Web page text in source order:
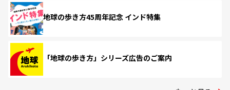
地球の歩き方45周年記念 インド特集
「地球の歩き方」シリーズ広告のご案内